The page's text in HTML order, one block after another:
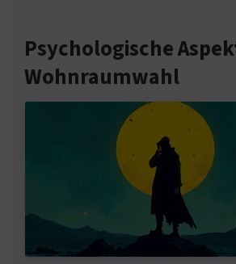
Psychologische
Wohnraumwahl